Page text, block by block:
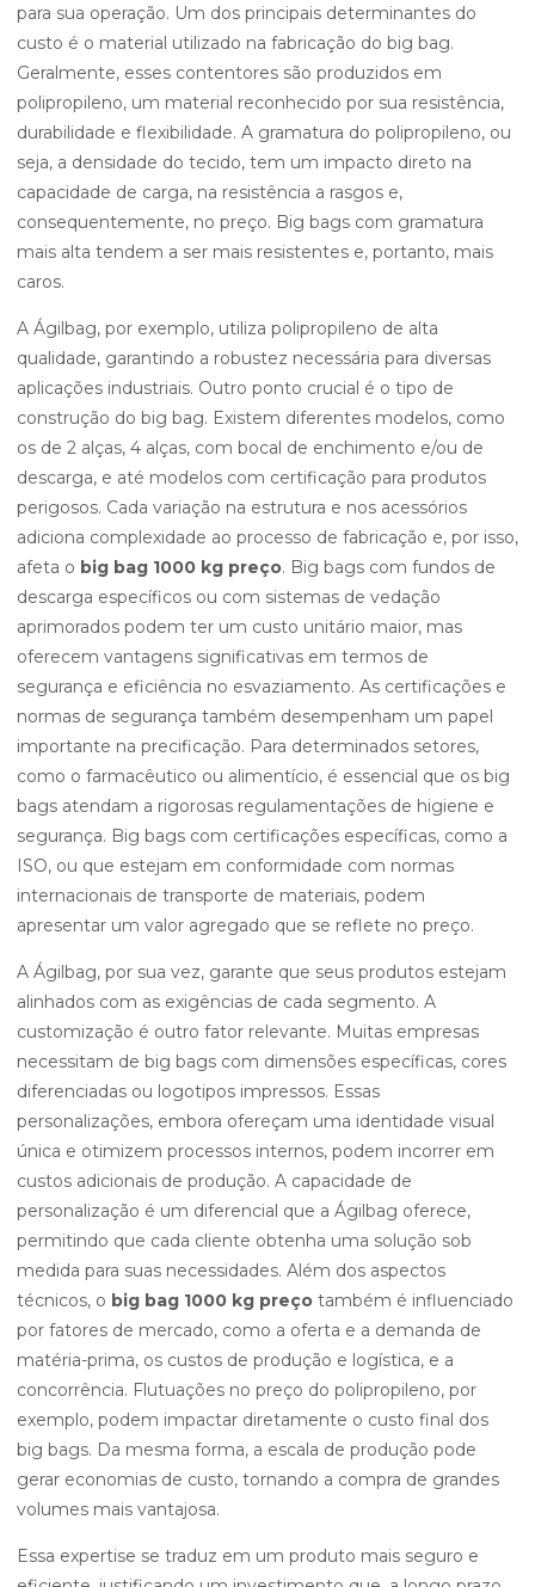
para sua operação. Um dos principais determinantes do
custo é o material utilizado na fabricação do big bag.
Geralmente, esses contentores são produzidos em
polipropileno, um material reconhecido por sua resistência,
durabilidade e flexibilidade. A gramatura do polipropileno, ou
seja, a densidade do tecido, tem um impacto direto na
capacidade de carga, na resistência a rasgos e,
consequentemente, no preço. Big bags com gramatura
mais alta tendem a ser mais resistentes e, portanto, mais
caros.
A Ágilbag, por exemplo, utiliza polipropileno de alta
qualidade, garantindo a robustez necessária para diversas
aplicações industriais. Outro ponto crucial é o tipo de
construção do big bag. Existem diferentes modelos, como
os de 2 alças, 4 alças, com bocal de enchimento e/ou de
descarga, e até modelos com certificação para produtos
perigosos. Cada variação na estrutura e nos acessórios
adiciona complexidade ao processo de fabricação e, por isso,
afeta o big bag 1000 kg preço. Big bags com fundos de
descarga específicos ou com sistemas de vedação
aprimorados podem ter um custo unitário maior, mas
oferecem vantagens significativas em termos de
segurança e eficiência no esvaziamento. As certificações e
normas de segurança também desempenham um papel
importante na precificação. Para determinados setores,
como o farmacêutico ou alimentício, é essencial que os big
bags atendam a rigorosas regulamentações de higiene e
segurança. Big bags com certificações específicas, como a
ISO, ou que estejam em conformidade com normas
internacionais de transporte de materiais, podem
apresentar um valor agregado que se reflete no preço.
A Ágilbag, por sua vez, garante que seus produtos estejam
alinhados com as exigências de cada segmento. A
customização é outro fator relevante. Muitas empresas
necessitam de big bags com dimensões específicas, cores
diferenciadas ou logotipos impressos. Essas
personalizações, embora ofereçam uma identidade visual
única e otimizem processos internos, podem incorrer em
custos adicionais de produção. A capacidade de
personalização é um diferencial que a Ágilbag oferece,
permitindo que cada cliente obtenha uma solução sob
medida para suas necessidades. Além dos aspectos
técnicos, o big bag 1000 kg preço também é influenciado
por fatores de mercado, como a oferta e a demanda de
matéria-prima, os custos de produção e logística, e a
concorrência. Flutuações no preço do polipropileno, por
exemplo, podem impactar diretamente o custo final dos
big bags. Da mesma forma, a escala de produção pode
gerar economias de custo, tornando a compra de grandes
volumes mais vantajosa.
Essa expertise se traduz em um produto mais seguro e